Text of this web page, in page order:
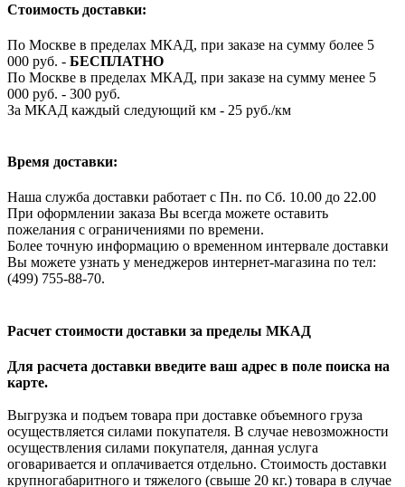
Стоимость доставки:
По Москве в пределах МКАД, при заказе на сумму более 5
000 руб. - БЕСПЛАТНО
По Москве в пределах МКАД, при заказе на сумму менее 5
000 руб. - 300 руб.
За МКАД каждый следующий км - 25 руб./км
Время доставки:
Наша служба доставки работает с Пн. по Сб. 10.00 до 22.00
При оформлении заказа Вы всегда можете оставить
пожелания с ограничениями по времени.
Более точную информацию о временном интервале доставки
Вы можете узнать у менеджеров интернет-магазина по тел:
(499) 755-88-70.
Расчет стоимости доставки за пределы МКАД
Для расчета доставки введите ваш адрес в поле поиска на
карте.
Выгрузка и подъем товара при доставке объемного груза
осуществляется силами покупателя. В случае невозможности
осуществления силами покупателя, данная услуга
оговаривается и оплачивается отдельно. Стоимость доставки
крупногабаритного и тяжелого (свыше 20 кг.) товара в случае